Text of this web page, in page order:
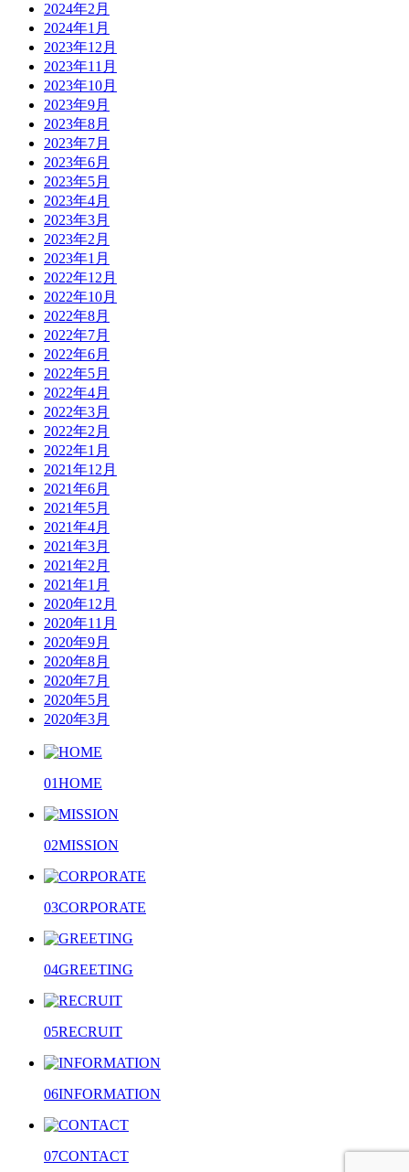
2024年2月
2024年1月
2023年12月
2023年11月
2023年10月
2023年9月
2023年8月
2023年7月
2023年6月
2023年5月
2023年4月
2023年3月
2023年2月
2023年1月
2022年12月
2022年10月
2022年8月
2022年7月
2022年6月
2022年5月
2022年4月
2022年3月
2022年2月
2022年1月
2021年12月
2021年6月
2021年5月
2021年4月
2021年3月
2021年2月
2021年1月
2020年12月
2020年11月
2020年9月
2020年8月
2020年7月
2020年5月
2020年3月
01HOME
02MISSION
03CORPORATE
04GREETING
05RECRUIT
06INFORMATION
07CONTACT